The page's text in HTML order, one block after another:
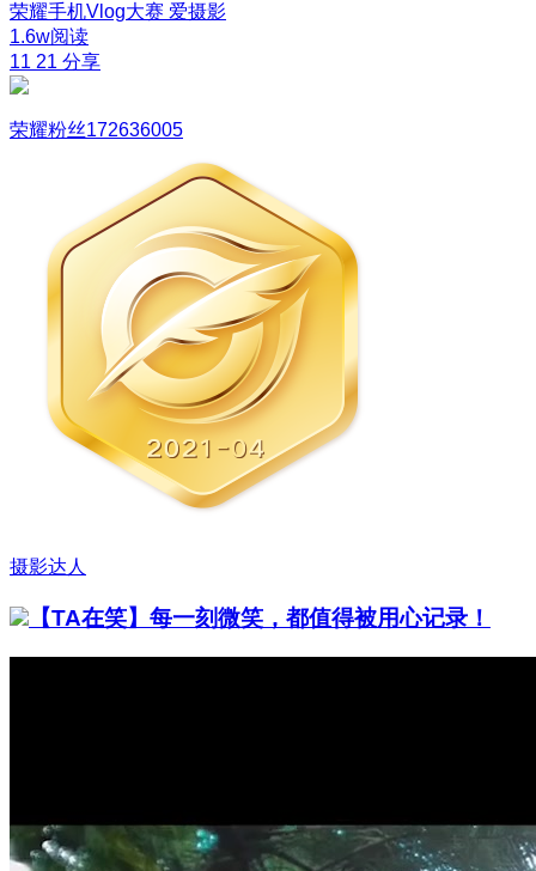
荣耀手机Vlog大赛 爱摄影
1.6w阅读
11 21 分享
荣耀粉丝172636005
摄影达人
【TA在笑】每一刻微笑，都值得被用心记录！